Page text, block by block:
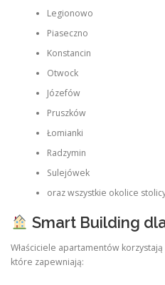
Legionowo
Piaseczno
Konstancin
Otwock
Józefów
Pruszków
Łomianki
Radzymin
Sulejówek
oraz wszystkie okolice
Smart Building
Właściciele apartamentów korzystają
które zapewniają: